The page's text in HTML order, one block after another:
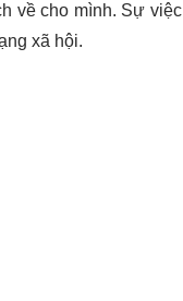
về cho mình. Sự việc
xã hội.